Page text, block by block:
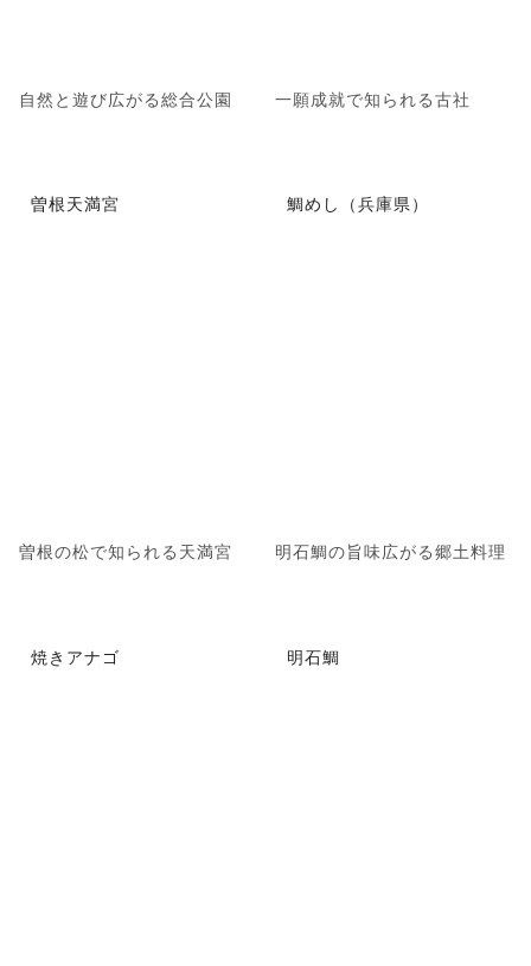
自然と遊び広がる総合公園 一願成就で知られる古社
曽根天満宮
曽根の松で知られる天満宮
鯛めし（兵庫県）
明石鯛の旨味広がる郷土料理
焼きアナゴ 明石鯛